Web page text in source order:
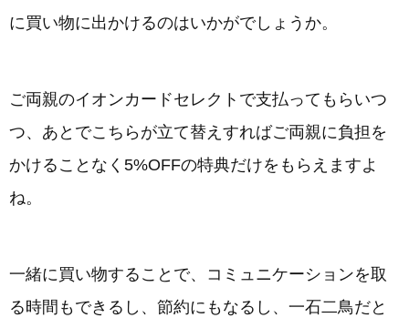
に買い物に出かけるのはいかがでしょうか。
ご両親のイオンカードセレクトで支払ってもらいつ
つ、あとでこちらが立て替えすればご両親に負担を
かけることなく5%OFFの特典だけをもらえますよ
ね。
一緒に買い物することで、コミュニケーションを取
る時間もできるし、節約にもなるし、一石二鳥だと